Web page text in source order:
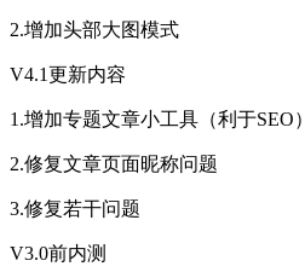
2.增加头部大图模式
V4.1更新内容
1.增加专题文章小工具（利于SEO）
2.修复文章页面昵称问题
3.修复若干问题
V3.0前内测